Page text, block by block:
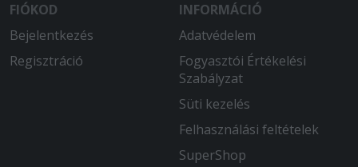
FIÓKOD
Bejelentkezés
Regisztráció
INFORMÁCIÓ
Adatvédelem
Fogyasztói Értékelési
Szabályzat
Süti kezelés
Felhasználási feltételek
SuperShop